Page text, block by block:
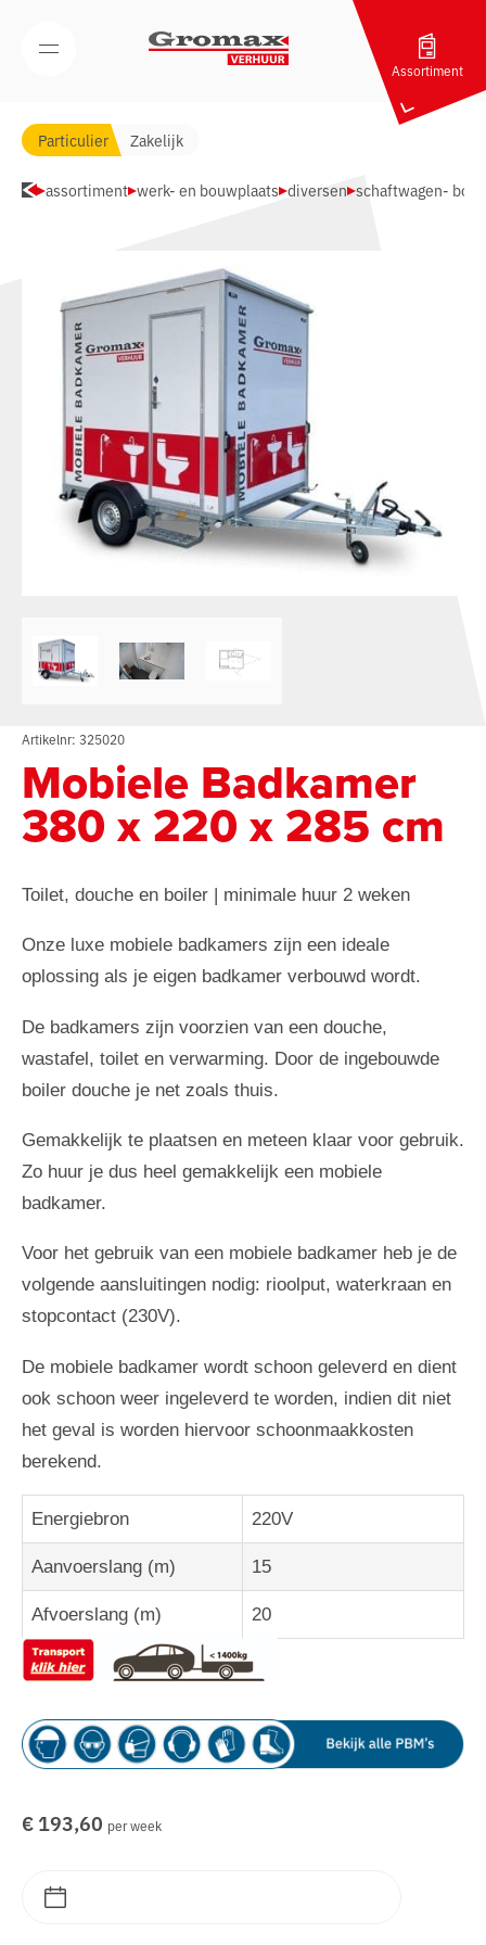
Open/Sluit mobiel menu
Assortiment
Particulier Zakelijk
assortiment werk- en bouwplaats diversen schaftwagen-
Artikelnr: 325020
Mobiele Badkamer
380 x 220 x 285 cm
Toilet, douche en boiler | minimale huur 2 weken
Onze luxe mobiele badkamers zijn een ideale
oplossing als je eigen badkamer verbouwd wordt.
De badkamers zijn voorzien van een douche,
wastafel, toilet en verwarming. Door de ingebouwde
boiler douche je net zoals thuis.
Gemakkelijk te plaatsen en meteen klaar voor gebruik.
Zo huur je dus heel gemakkelijk een mobiele
badkamer.
Voor het gebruik van een mobiele badkamer heb je de
volgende aansluitingen nodig: rioolput, waterkraan en
stopcontact (230V).
De mobiele badkamer wordt schoon geleverd en dient
ook schoon weer ingeleverd te worden, indien dit niet
het geval is worden hiervoor schoonmaakkosten
berekend.
Energiebron 220V
Aanvoerslang (m) 15
Afvoerslang (m) 20
€ 193,60 per week